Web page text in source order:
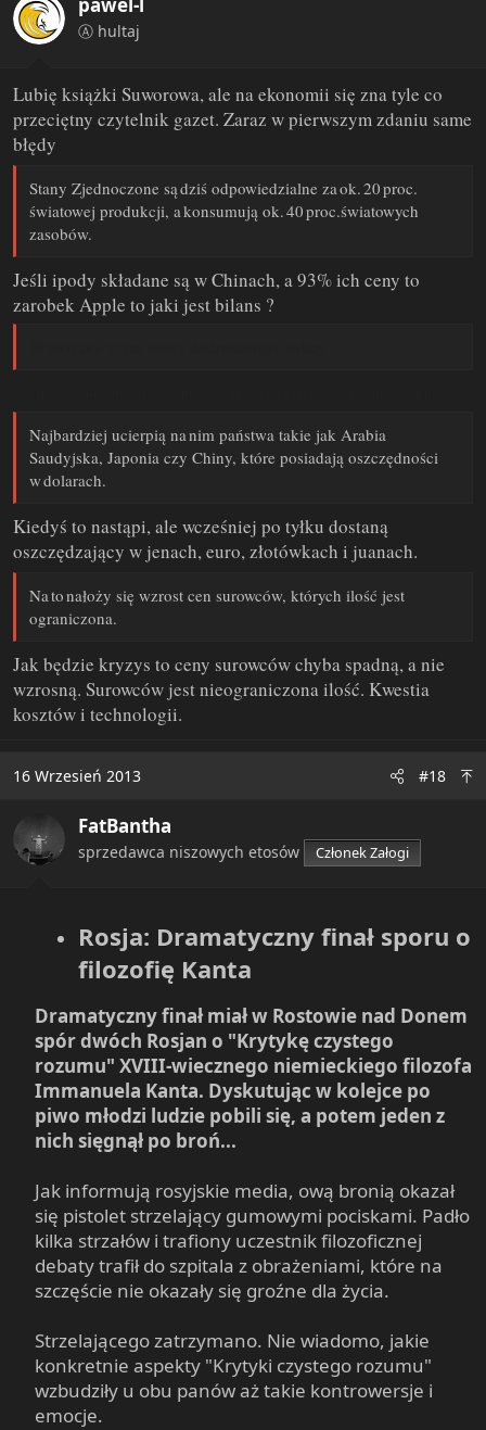
o
n
s
pawel-l
Ⓐ hultaj
Lubię książki Suworowa, ale na ekonomii się zna tyle co
przeciętny czytelnik gazet. Zaraz w pierwszym zdaniu same
błędy
Stany Zjednoczone są dziś odpowiedzialne za ok. 20 proc.
światowej produkcji, a konsumują ok. 40 proc.światowych
zasobów.
Jeśli ipody składane są w Chinach, a 93% ich ceny to
zarobek Apple to jaki jest bilans ?
Najbardziej ucierpią na nim państwa takie jak Arabia
Saudyjska, Japonia czy Chiny, które posiadają oszczędności
w dolarach.
Kiedyś to nastąpi, ale wcześniej po tyłku dostaną
oszczędzający w jenach, euro, złotówkach i juanach.
Na to nałoży się wzrost cen surowców, których ilość jest
ograniczona.
Jak będzie kryzys to ceny surowców chyba spadną, a nie
wzrosną. Surowców jest nieograniczona ilość. Kwestia
kosztów i technologii.
16 Wrzesień 2013 #18
FatBantha
sprzedawca niszowych etosów Członek Załogi
Rosja: Dramatyczny finał sporu o
filozofię Kanta
Dramatyczny finał miał w Rostowie nad Donem
spór dwóch Rosjan o "Krytykę czystego
rozumu" XVIII-wiecznego niemieckiego filozofa
Immanuela Kanta. Dyskutując w kolejce po
piwo młodzi ludzie pobili się, a potem jeden z
nich sięgnął po broń...
Jak informują rosyjskie media, ową bronią okazał
się pistolet strzelający gumowymi pociskami. Padło
kilka strzałów i trafiony uczestnik filozoficznej
debaty trafił do szpitala z obrażeniami, które na
szczęście nie okazały się groźne dla życia.
Strzelającego zatrzymano. Nie wiadomo, jakie
konkretnie aspekty "Krytyki czystego rozumu"
wzbudziły u obu panów aż takie kontrowersje i
emocje.